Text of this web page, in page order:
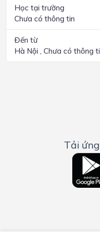
Học tại trường
Chưa có thông tin
Đến từ
Hà Nội , Chưa có thông
Tải